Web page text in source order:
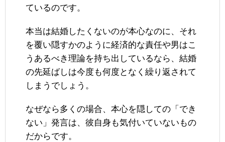
ているのです。
本当は結婚したくないのが本心なのに、それ
を覆い隠すかのように経済的な責任や男はこ
うあるべき理論を持ち出しているなら、結婚
の先延ばしは今度も何度となく繰り返されて
しまうでしょう。
なぜなら多くの場合、本心を隠しての「でき
ない」発言は、彼自身も気付いていないもの
だからです。